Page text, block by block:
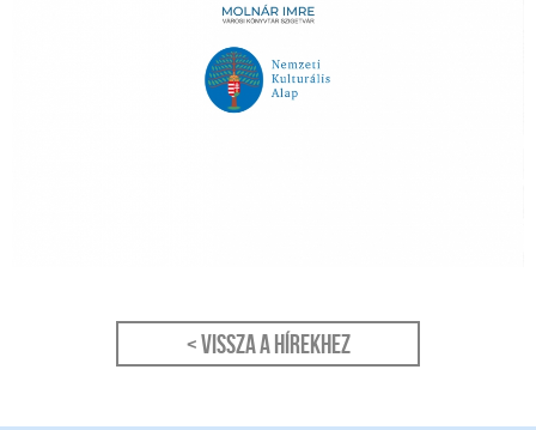
< Vissza a hírekhez